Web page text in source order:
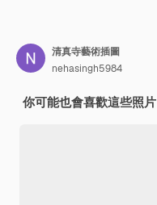
清真寺藝術插圖
nehasingh5984
你可能也會喜歡這些照片